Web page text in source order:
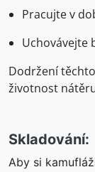
Pracujte v
Uchovávejte
Dodržení
životnost
Skladování:
Aby si